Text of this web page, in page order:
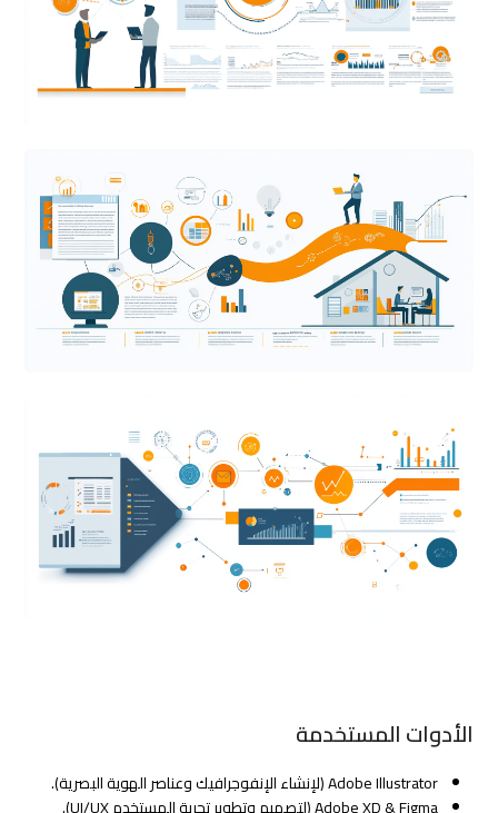
الأدوات المستخدمة
Adobe Illustrator (لإنشاء الإنفوجرافيك وعناصر الهوية البصرية).
Adobe XD & Figma (لتصميم وتطوير تجربة المستخدم UI/UX).